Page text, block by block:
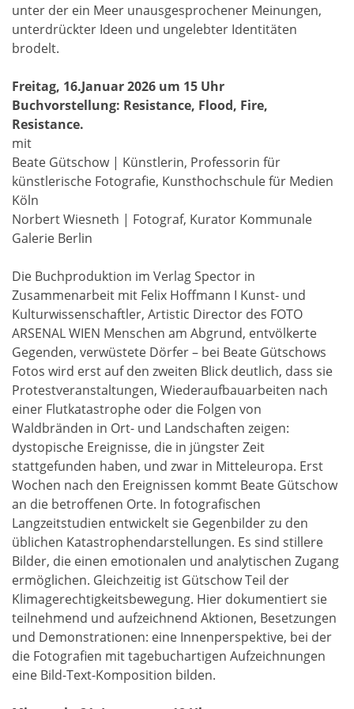
unter der ein Meer unausgesprochener Meinungen,
unterdrückter Ideen und ungelebter Identitäten
brodelt.
Freitag, 16.Januar 2026 um 15 Uhr
Buchvorstellung: Resistance, Flood, Fire,
Resistance.
mit
Beate Gütschow | Künstlerin, Professorin für
künstlerische Fotografie, Kunsthochschule für Medien
Köln
Norbert Wiesneth | Fotograf, Kurator Kommunale
Galerie Berlin
Die Buchproduktion im Verlag Spector in
Zusammenarbeit mit Felix Hoffmann I Kunst- und
Kulturwissenschaftler, Artistic Director des FOTO
ARSENAL WIEN Menschen am Abgrund, entvölkerte
Gegenden, verwüstete Dörfer – bei Beate Gütschows
Fotos wird erst auf den zweiten Blick deutlich, dass sie
Protestveranstaltungen, Wiederaufbauarbeiten nach
einer Flutkatastrophe oder die Folgen von
Waldbränden in Ort- und Landschaften zeigen:
dystopische Ereignisse, die in jüngster Zeit
stattgefunden haben, und zwar in Mitteleuropa. Erst
Wochen nach den Ereignissen kommt Beate Gütschow
an die betroffenen Orte. In fotografischen
Langzeitstudien entwickelt sie Gegenbilder zu den
üblichen Katastrophendarstellungen. Es sind stillere
Bilder, die einen emotionalen und analytischen Zugang
ermöglichen. Gleichzeitig ist Gütschow Teil der
Klimagerechtigkeitsbewegung. Hier dokumentiert sie
teilnehmend und aufzeichnend Aktionen, Besetzungen
und Demonstrationen: eine Innenperspektive, bei der
die Fotografien mit tagebuchartigen Aufzeichnungen
eine Bild-Text-Komposition bilden.